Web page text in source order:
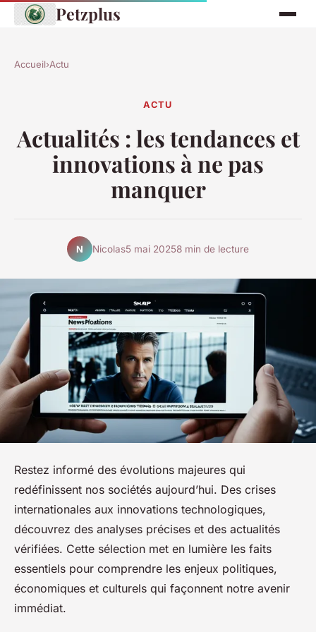
Petzplus
Accueil›Actu
ACTU
Actualités : les tendances et
innovations à ne pas
manquer
N Nicolas5 mai 20258 min de lecture
Restez informé des évolutions majeures qui
redéfinissent nos sociétés aujourd’hui. Des crises
internationales aux innovations technologiques,
découvrez des analyses précises et des actualités
vérifiées. Cette sélection met en lumière les faits
essentiels pour comprendre les enjeux politiques,
économiques et culturels qui façonnent notre avenir
immédiat.